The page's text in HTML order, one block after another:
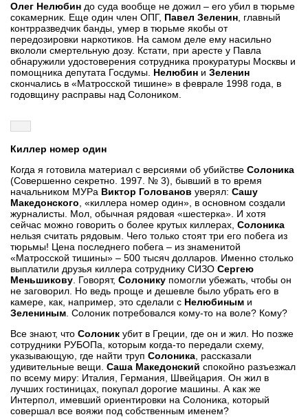
Олег Нелюбин до суда вообще не дожил – его убил в тюрьме
сокамерник. Еще один член ОПГ, Павел Зеленин , главный
контрразведчик банды, умер в тюрьме якобы от
передозировки наркотиков. На самом деле ему насильно
вкололи смертельную дозу. Кстати, при аресте у Павла
обнаружили удостоверения сотрудника прокуратуры Москвы и
помощника депутата Госдумы. Нелюбин и Зеленин
скончались в «Матросской тишине» в феврале 1998 года, в
годовщину расправы над Солоником.
Киллер номер один
Когда я готовила материал с версиями об убийстве Солоника
(Совершенно секретно. 1997. № 3), бывший в то время
начальником МУРа Виктор Голованов уверял: Сашу
Македонского , «киллера номер один», в основном создали
журналисты. Мол, обычная рядовая «шестерка». И хотя
сейчас можно говорить о более крутых киллерах, Солоника
нельзя считать рядовым. Чего только стоят три его побега из
тюрьмы! Цена последнего побега – из знаменитой
«Матросской тишины» – 500 тысяч долларов. Именно столько
выплатили друзья киллера сотруднику СИЗО Сергею
Меньшикову . Говорят, Солонику помогли убежать, чтобы он
не заговорил. Но ведь проще и дешевле было убрать его в
камере, как, например, это сделали с Нелюбиным и
Зелениным . Солоник потребовался кому-то на воле? Кому?
Все знают, что Солоник убит в Греции, где он и жил. Но позже
сотрудники РУБОПа, которым когда-то передали схему,
указывающую, где найти труп Солоника , рассказали
удивительные вещи. Саша Македонский спокойно разъезжал
по всему миру: Италия, Германия, Швейцария. Он жил в
лучших гостиницах, покупал дорогие машины. А как же
Интерпол, имевший ориентировки на Солоника, который
совершал все вояжи под собственным именем?